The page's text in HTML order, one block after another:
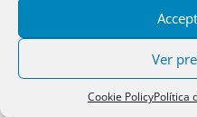
Ver
Cookie PolicyPolítica
Denominaciones sociales
federaciones deportivas.
sociales que incluyan la
continuación alguna